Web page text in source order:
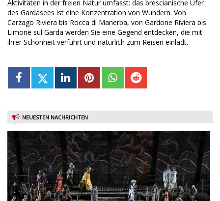
Aktivitäten in der freien Natur umfasst: das brescianische Ufer
des Gardasees ist eine Konzentration von Wundern. Von
Carzago Riviera bis Rocca di Manerba, von Gardone Riviera bis
Limone sul Garda werden Sie eine Gegend entdecken, die mit
ihrer Schönheit verführt und natürlich zum Reisen einlädt.
NEUESTEN NACHRICHTEN